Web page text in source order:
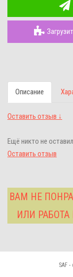
Описание
Оставить отзыв ↓
Ещё никто не
Оставить отзыв
ВАМ НЕ
ИЛИ
SAF